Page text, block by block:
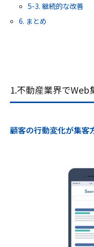
5-3. 継続的な改善
6. まとめ
1.不動産業界でWeb
顧客の行動変化が集客